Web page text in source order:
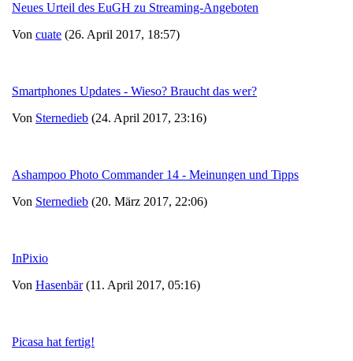
Neues Urteil des EuGH zu Streaming-Angeboten
Von cuate (26. April 2017, 18:57)
Smartphones Updates - Wieso? Braucht das wer?
Von Sternedieb (24. April 2017, 23:16)
Ashampoo Photo Commander 14 - Meinungen und Tipps
Von Sternedieb (20. März 2017, 22:06)
InPixio
Von Hasenbär(11. April 2017, 05:16)
Picasa hat fertig!